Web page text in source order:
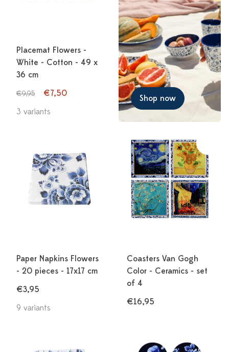
Placemat Flowers -
White - Cotton - 49 x
36 cm
€9,95
€7,50
3 variants
Shop now
Paper Napkins Flowers
- 20 pieces - 17x17 cm
€3,95
9 variants
Coasters Van Gogh
Color - Ceramics - set
of 4
€16,95